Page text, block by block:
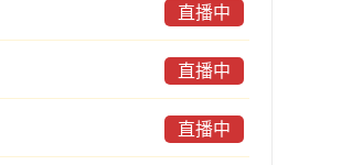
直播中
直播中
直播中